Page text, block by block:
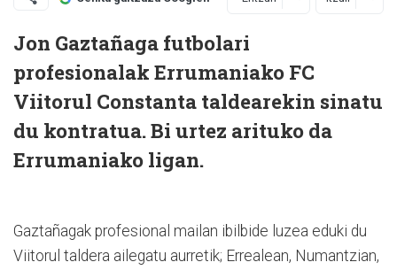
Jon Gaztañaga futbolari
profesionalak Errumaniako FC
Viitorul Constanta taldearekin sinatu
du kontratua.Bi urtez arituko da
Errumaniako ligan.
Gaztañagak profesional mailan ibilbide luzea eduki du
Viitorul taldera ailegatu aurretik; Errealean, Numantzian,